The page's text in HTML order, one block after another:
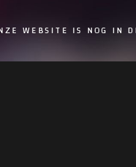
WEBSITE IS NOG IN